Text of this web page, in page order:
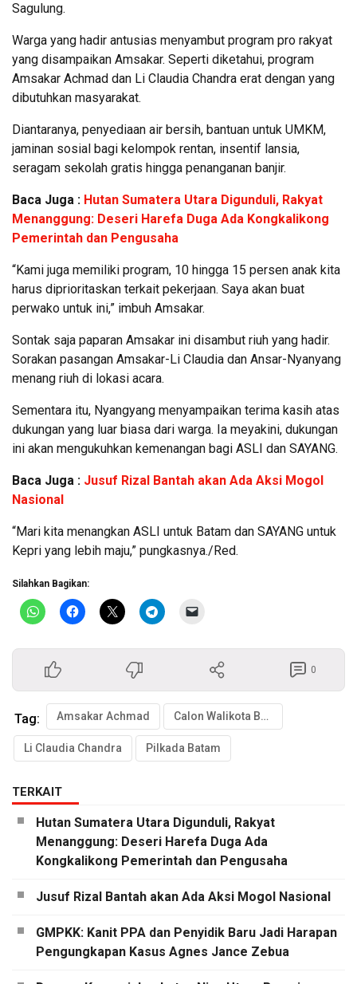
Sagulung.
Warga yang hadir antusias menyambut program pro rakyat
yang disampaikan Amsakar. Seperti diketahui, program
Amsakar Achmad dan Li Claudia Chandra erat dengan yang
dibutuhkan masyarakat.
Diantaranya, penyediaan air bersih, bantuan untuk UMKM,
jaminan sosial bagi kelompok rentan, insentif lansia,
seragam sekolah gratis hingga penanganan banjir.
Baca Juga : Hutan Sumatera Utara Digunduli, Rakyat
Menanggung: Deseri Harefa Duga Ada Kongkalikong
Pemerintah dan Pengusaha
“Kami juga memiliki program, 10 hingga 15 persen anak kita
harus diprioritaskan terkait pekerjaan. Saya akan buat
perwako untuk ini,” imbuh Amsakar.
Sontak saja paparan Amsakar ini disambut riuh yang hadir.
Sorakan pasangan Amsakar-Li Claudia dan Ansar-Nyanyang
menang riuh di lokasi acara.
Sementara itu, Nyangyang menyampaikan terima kasih atas
dukungan yang luar biasa dari warga. Ia meyakini, dukungan
ini akan mengukuhkan kemenangan bagi ASLI dan SAYANG.
Baca Juga : Jusuf Rizal Bantah akan Ada Aksi Mogol
Nasional
“Mari kita menangkan ASLI untuk Batam dan SAYANG untuk
Kepri yang lebih maju,” pungkasnya./Red.
Silahkan Bagikan:
0
Tag: Amsakar Achmad Calon Walikota Batam
Li Claudia Chandra Pilkada Batam
TERKAIT
Hutan Sumatera Utara Digunduli, Rakyat
Menanggung: Deseri Harefa Duga Ada
Kongkalikong Pemerintah dan Pengusaha
Jusuf Rizal Bantah akan Ada Aksi Mogol Nasional
GMPKK: Kanit PPA dan Penyidik Baru Jadi Harapan
Pengungkapan Kasus Agnes Jance Zebua